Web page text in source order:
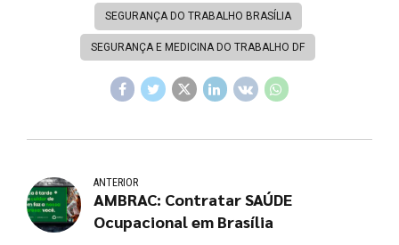
SEGURANÇA DO TRABALHO BRASÍLIA
SEGURANÇA E MEDICINA DO TRABALHO DF
ANTERIOR
AMBRAC: Contratar SAÚDE
Ocupacional em Brasília